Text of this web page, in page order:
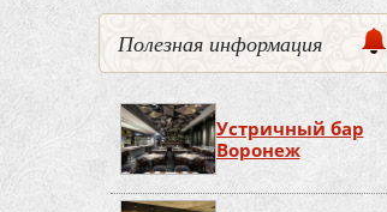
Полезная информация
Устричный бар
Воронеж